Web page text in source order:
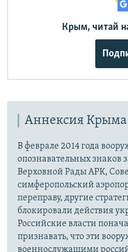
Крым, читай
Аннексия Крыма
В феврале 2014 года
опознавательных знаков
Верховной Рады АРК,
симферопольский
переправу, другие
блокировали действия
Российские власти
признавать, что эти
военнослужащими